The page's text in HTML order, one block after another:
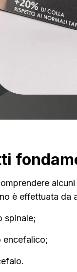
è effettuata da
spinale;
encefalico;